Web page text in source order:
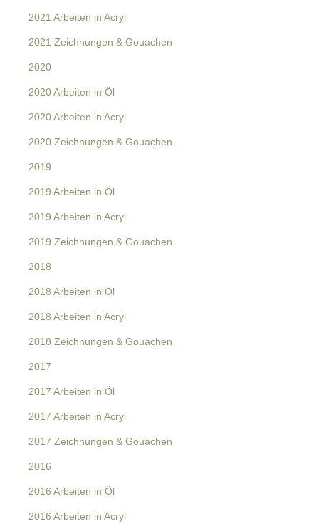
2021 Arbeiten in Acryl
2021 Zeichnungen & Gouachen
2020
2020 Arbeiten in Öl
2020 Arbeiten in Acryl
2020 Zeichnungen & Gouachen
2019
2019 Arbeiten in Öl
2019 Arbeiten in Acryl
2019 Zeichnungen & Gouachen
2018
2018 Arbeiten in Öl
2018 Arbeiten in Acryl
2018 Zeichnungen & Gouachen
2017
2017 Arbeiten in Öl
2017 Arbeiten in Acryl
2017 Zeichnungen & Gouachen
2016
2016 Arbeiten in Öl
2016 Arbeiten in Acryl